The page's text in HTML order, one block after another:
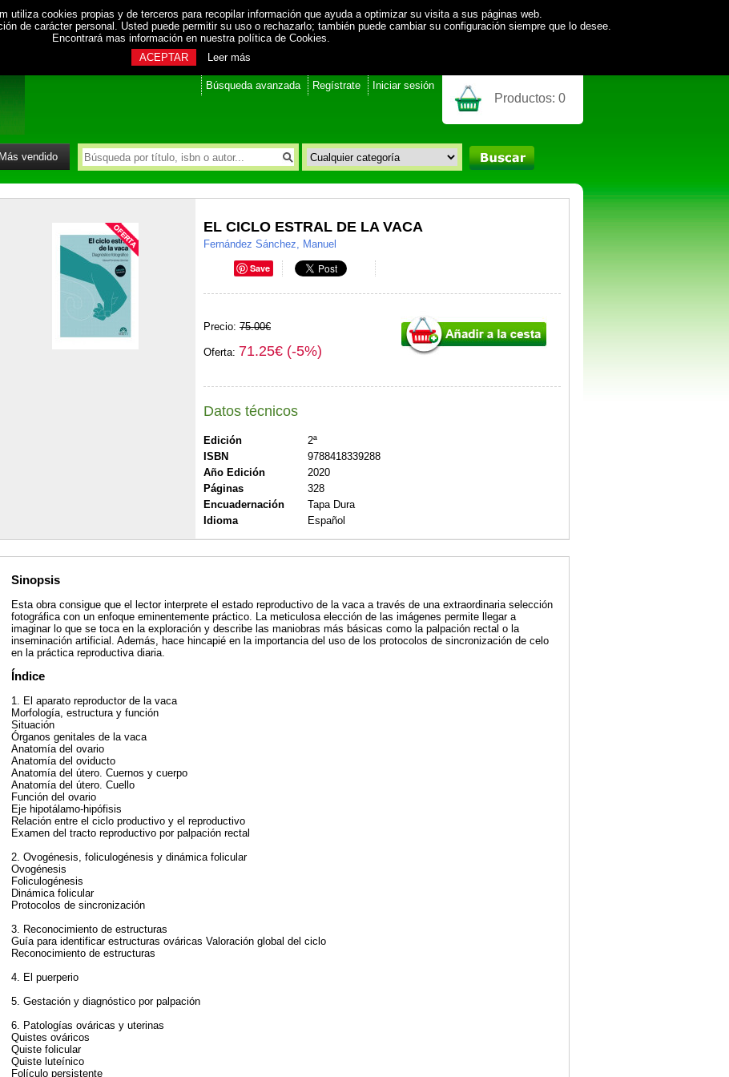
utiliza cookies propias y de terceros para recopilar información que ayuda a optimizar su visita a sus páginas web.
de carácter personal. Usted puede permitir su uso o rechazarlo; también puede cambiar su configuración siempre que lo desee.
Encontrará mas información en nuestra política de Cookies.
ACEPTAR
Leer más
Búsqueda avanzada Regístrate Iniciar sesión
Productos: 0
Más vendido
EL CICLO ESTRAL DE LA VACA
Fernández Sánchez, Manuel
Save
Precio: 75.00€
Oferta: 71.25€ (-5%)
Datos técnicos
Edición
2ª
ISBN
9788418339288
Año Edición
2020
Páginas
328
Encuadernación
Tapa Dura
Idioma
Español
Sinopsis
Esta obra consigue que el lector interprete el estado reproductivo de la vaca a través de una extraordinaria selección
fotográfica con un enfoque eminentemente práctico. La meticulosa elección de las imágenes permite llegar a
imaginar lo que se toca en la exploración y describe las maniobras más básicas como la palpación rectal o la
inseminación artificial. Además, hace hincapié en la importancia del uso de los protocolos de sincronización de celo
en la práctica reproductiva diaria.
Índice
1. El aparato reproductor de la vaca
Morfología, estructura y función
Situación
Órganos genitales de la vaca
Anatomía del ovario
Anatomía del oviducto
Anatomía del útero. Cuernos y cuerpo
Anatomía del útero. Cuello
Función del ovario
Eje hipotálamo-hipófisis
Relación entre el ciclo productivo y el reproductivo
Examen del tracto reproductivo por palpación rectal
2. Ovogénesis, foliculogénesis y dinámica folicular
Ovogénesis
Foliculogénesis
Dinámica folicular
Protocolos de sincronización
3. Reconocimiento de estructuras
Guía para identificar estructuras ováricas Valoración global del ciclo
Reconocimiento de estructuras
4. El puerperio
5. Gestación y diagnóstico por palpación
6. Patologías ováricas y uterinas
Quistes ováricos
Quiste folicular
Quiste luteínico
Folículo persistente